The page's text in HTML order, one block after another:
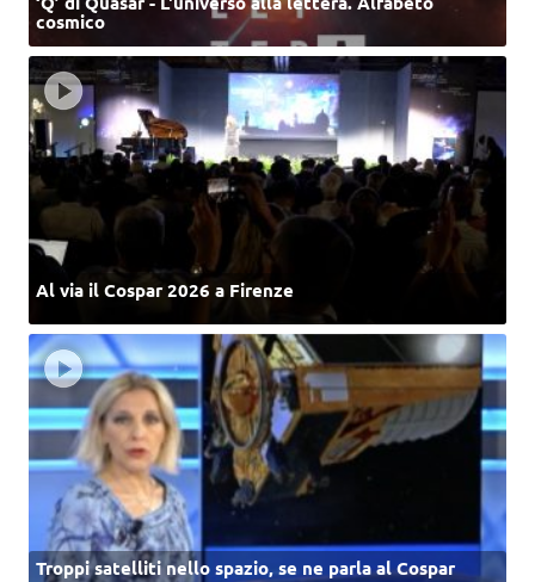
cosmico
Al via il Cospar 2026 a Firenze
Troppi satelliti nello spazio, se ne parla al Cospar